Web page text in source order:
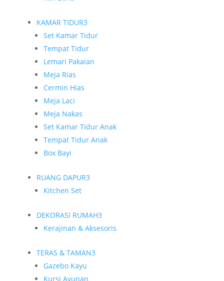
KAMAR TIDUR3
Set Kamar Tidur
Tempat Tidur
Lemari Pakaian
Meja Rias
Cermin Hias
Meja Laci
Meja Nakas
Set Kamar Tidur Anak
Tempat Tidur Anak
Box Bayi
RUANG DAPUR3
Kitchen Set
DEKORASI RUMAH3
Kerajinan & Aksesoris
TERAS & TAMAN3
Gazebo Kayu
Kursi Ayunan